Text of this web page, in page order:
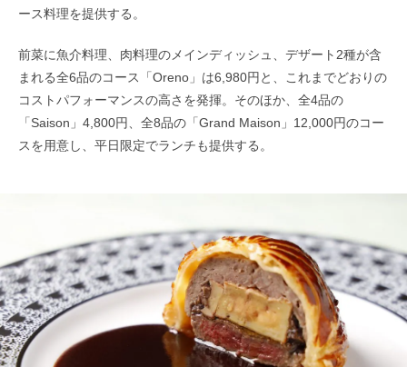
ース料理を提供する。
前菜に魚介料理、肉料理のメインディッシュ、デザート2種が含
まれる全6品のコース「Oreno」は6,980円と、これまでどおりの
コストパフォーマンスの高さを発揮。そのほか、全4品の
「Saison」4,800円、全8品の「Grand Maison」12,000円のコー
スを用意し、平日限定でランチも提供する。